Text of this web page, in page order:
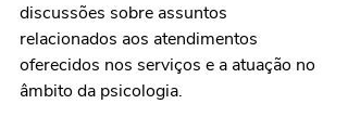
discussões sobre assuntos
relacionados aos atendimentos
oferecidos nos serviços e a atuação no
âmbito da psicologia.